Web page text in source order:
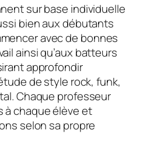
sur base individuelle
bien aux débutants
avec de bonnes
ainsi qu’aux batteurs
approfondir
de style rock, funk,
Chaque professeur
à chaque élève et
selon sa propre